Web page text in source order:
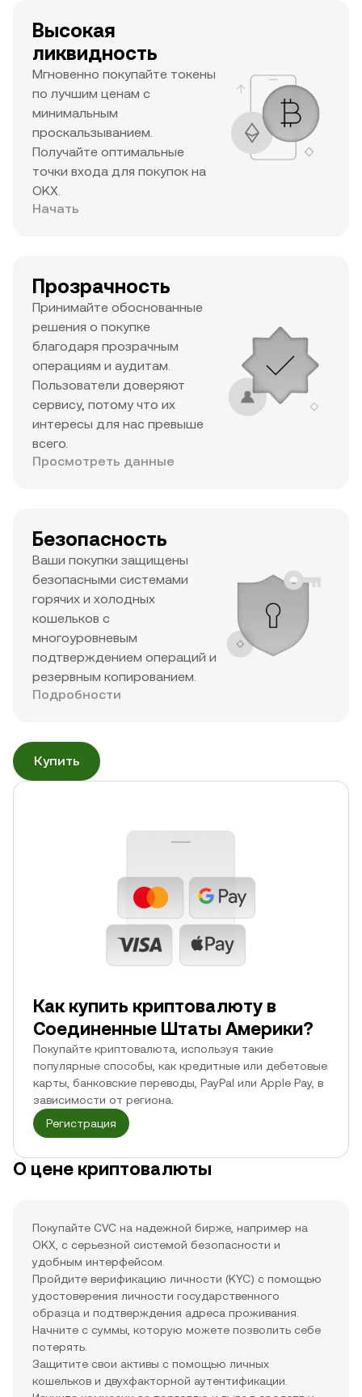
Высокая
ликвидность
Мгновенно покупайте токены
по лучшим ценам с
минимальным
проскальзыванием.
Получайте оптимальные
точки входа для покупок на
OKX.
Начать
Прозрачность
Принимайте обоснованные
решения о покупке
благодаря прозрачным
операциям и аудитам.
Пользователи доверяют
сервису, потому что их
интересы для нас превыше
всего.
Просмотреть данные
Безопасность
Ваши покупки защищены
безопасными системами
горячих и холодных
кошельков с
многоуровневым
подтверждением операций и
резервным копированием.
Подробности
Купить
Как купить криптовалюту в
Соединенные Штаты Америки?
Покупайте криптовалюта, используя такие
популярные способы, как кредитные или дебетовые
карты, банковские переводы, PayPal или Apple Pay, в
зависимости от региона.
Регистрация
О цене криптовалюты
Покупайте CVC на надежной бирже, например на
OKX, с серьезной системой безопасности и
удобным интерфейсом.
Пройдите верификацию личности (KYC) с помощью
удостоверения личности государственного
образца и подтверждения адреса проживания.
Начните с суммы, которую можете позволить себе
потерять.
Защитите свои активы с помощью личных
кошельков и двухфакторной аутентификации.